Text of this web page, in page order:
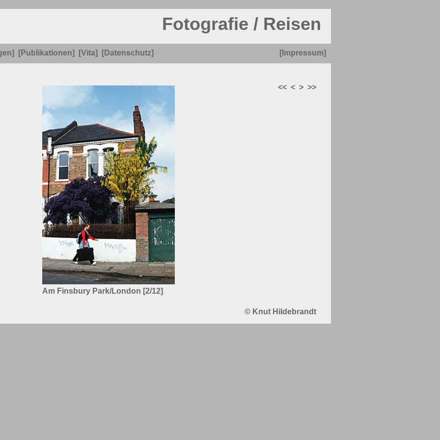
Fotografie / Reisen
© Knut Hildebrandt
Am Finsbury Park/London [2/12]
<< < > >>
[Publikationen] [Vita] [Datenschutz] [Impressum]